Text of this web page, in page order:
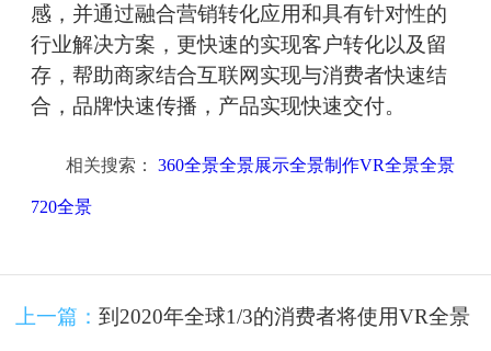
感，并通过融合营销转化应用和具有针对性的
行业解决方案，更快速的实现客户转化以及留
存，帮助商家结合互联网实现与消费者快速结
合，品牌快速传播，产品实现快速交付。
相关搜索： 360全景全景展示全景制作VR全景全景
720全景
上一篇： 到2020年全球1/3的消费者将使用VR全景